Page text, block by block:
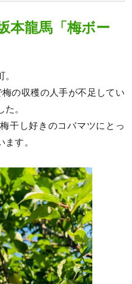
本龍馬「梅ボー
の収穫の人手が不足してい
。
干し好きのコバマツにとっ
す。